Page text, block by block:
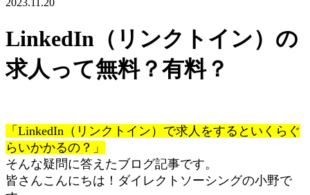
2023.11.20
LinkedIn（リンクトイン）の
求人って無料？有料？
「LinkedIn（リンクトイン）で求人をするといくらぐ
らいかかるの？」
そんな疑問に答えたブログ記事です。
皆さんこんにちは！ ダイレクトソーシングの小野で